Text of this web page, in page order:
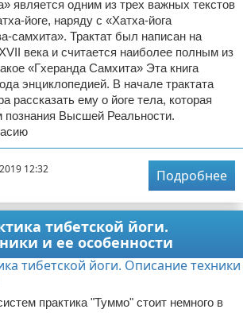
является одним из трех важных текстов
йоге, наряду с «Хатха-йога
самхита». Трактат был написан на
века и считается наиболее полным из
«Гхеранда Самхита» Эта книга
энциклопедией. В начале трактата
рассказать ему о йоге тела, которая
познания Высшей Реальности.
12:32
Подробнее
тибетской йоги.
и ее особенности
практика "Туммо" стоит немного в